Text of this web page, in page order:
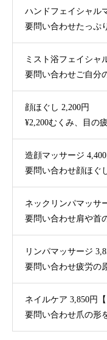
ハンドフェイシャル
要問い合わせたっぷ
ミスト浴フェイシャ
要問い合わせご自分
顔ほぐし 2,200円
¥2,200むくみ、目の
造顔マッサージ 4,400
要問い合わせ顔ほぐ
ネックリンパマッサ
要問い合わせ肩や首
リンパマッサージ
要問い合わせ疲労の
ネイルケア 3,850円【
要問い合わせ爪の形